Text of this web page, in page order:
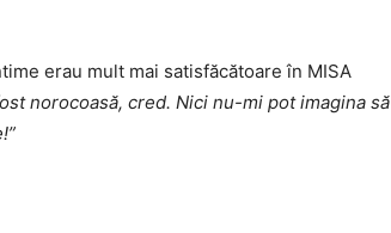
erau mult mai satisfăcătoare în MISA
norocoasă, cred. Nici nu-mi pot imagina să